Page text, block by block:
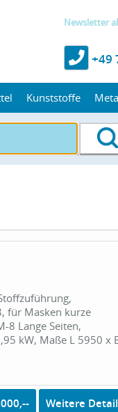
Newsletter
+49
Kunststoffe
für Masken kurze
8 Lange Seiten,
kW, Maße L 5950 x
Weitere